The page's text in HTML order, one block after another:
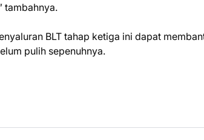
tambahnya.
BLT tahap ketiga ini dapat
pulih sepenuhnya.